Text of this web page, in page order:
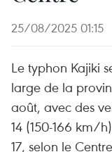
25/08/2025 01:15
Le typhon Kajiki
large de la
août, avec des
14 (150-166 km/
17, selon le